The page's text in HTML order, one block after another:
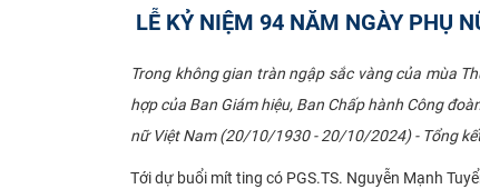
LỄ KỶ NIỆM 94 NĂM NGÀY PHỤ
Trong không gian tràn ngập sắc vàng của mùa
hợp của Ban Giám hiệu, Ban Chấp hành Công
nữ Việt Nam (20/10/1930 - 20/10/2024) - Tổng
Tới dự buổi mít ting có PGS.TS. Nguyễn Mạnh